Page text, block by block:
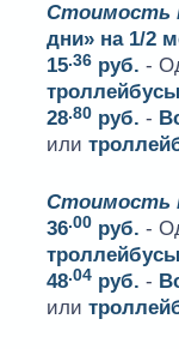
Стоимость
дни» на 1/2
15.36 руб. -
28.80 руб. -
или
Стоимость
36.00 руб. -
48.04 руб. -
или